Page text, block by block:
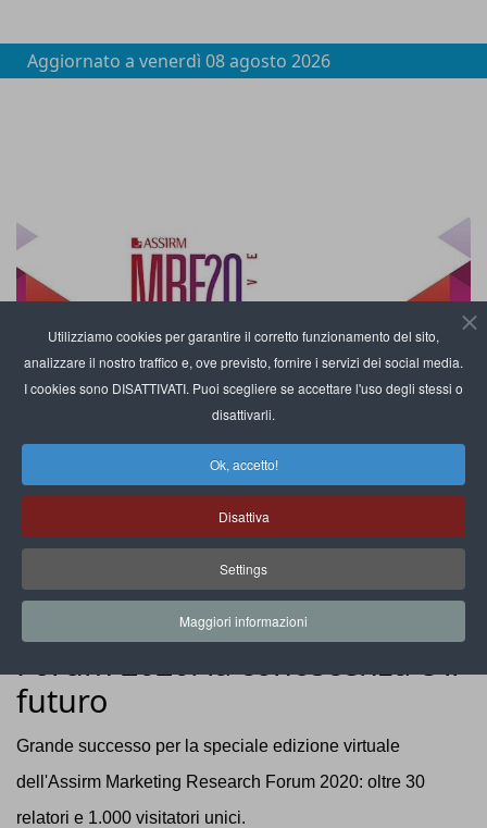
Utilizziamo cookies per garantire il corretto funzionamento del sito,
analizzare il nostro traffico e, ove previsto, fornire i servizi dei social media.
I cookies sono DISATTIVATI. Puoi scegliere se accettare l'uso degli stessi o
disattivarli.
Ok, accetto!
Disattiva
Settings
Maggiori informazioni
Aggiornato a venerdì 08 agosto 2026
EVENTI
Assirm Marketing Research
futuro
Grande successo per la speciale edizione virtuale
dell'Assirm Marketing Research Forum 2020: oltre 30
relatori e 1.000 visitatori unici.